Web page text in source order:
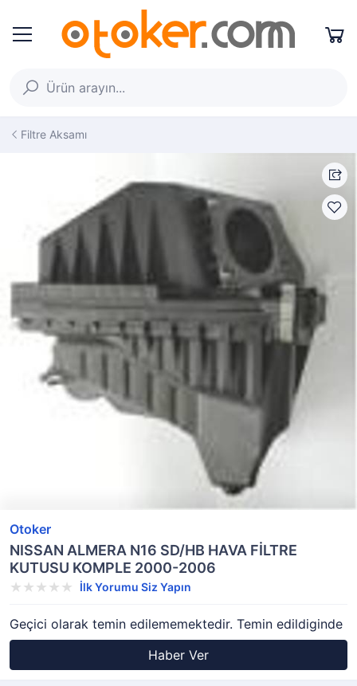
Filtre Aksamı
Otoker
NISSAN ALMERA N16 SD/HB HAVA FİLTRE
KUTUSU KOMPLE 2000-2006
İlk Yorumu Siz Yapın
Geçici olarak temin edilememektedir. Temin edildiginde
Haber Ver